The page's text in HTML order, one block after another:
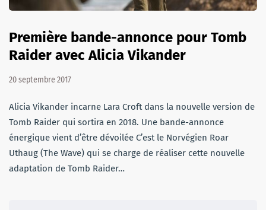
Première bande-annonce pour Tomb
Raider avec Alicia Vikander
20 septembre 2017
Alicia Vikander incarne Lara Croft dans la nouvelle version de
Tomb Raider qui sortira en 2018. Une bande-annonce
énergique vient d’être dévoilée C’est le Norvégien Roar
Uthaug (The Wave) qui se charge de réaliser cette nouvelle
adaptation de Tomb Raider…